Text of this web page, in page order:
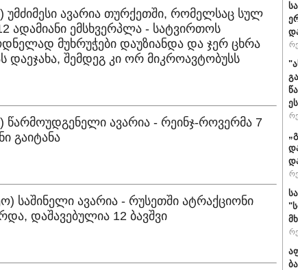
უმძიმესი ავარია თურქეთში, რომელსაც სულ
ადამიანი ემსხვერპლა - სატვირთოს
მუხრუჭები დაუზიანდა და ჯერ ცხრა
დაეჯახა, შემდეგ კი ორ მიკროავტობუსს
წარმოუდგენელი ავარია - რეინჯ-როვერმა 7
გაიტანა
საშინელი ავარია - რუსეთში ატრაქციონი
დაშავებულია 12 ბავშვი